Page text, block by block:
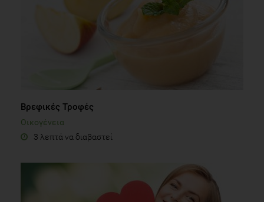
Βρεφικές Τροφές
Οικογένεια
3 λεπτά να διαβαστεί